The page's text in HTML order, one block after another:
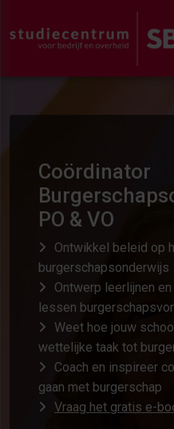
Coördinator
PO & VO
Ontwikkel beleid op
burgerschapsonderwijs
Ontwerp leerlijnen
lessen
Weet hoe jouw
wettelijke taak tot
Coach en inspireer
gaan met burgerschap
Vraag het gratis e-